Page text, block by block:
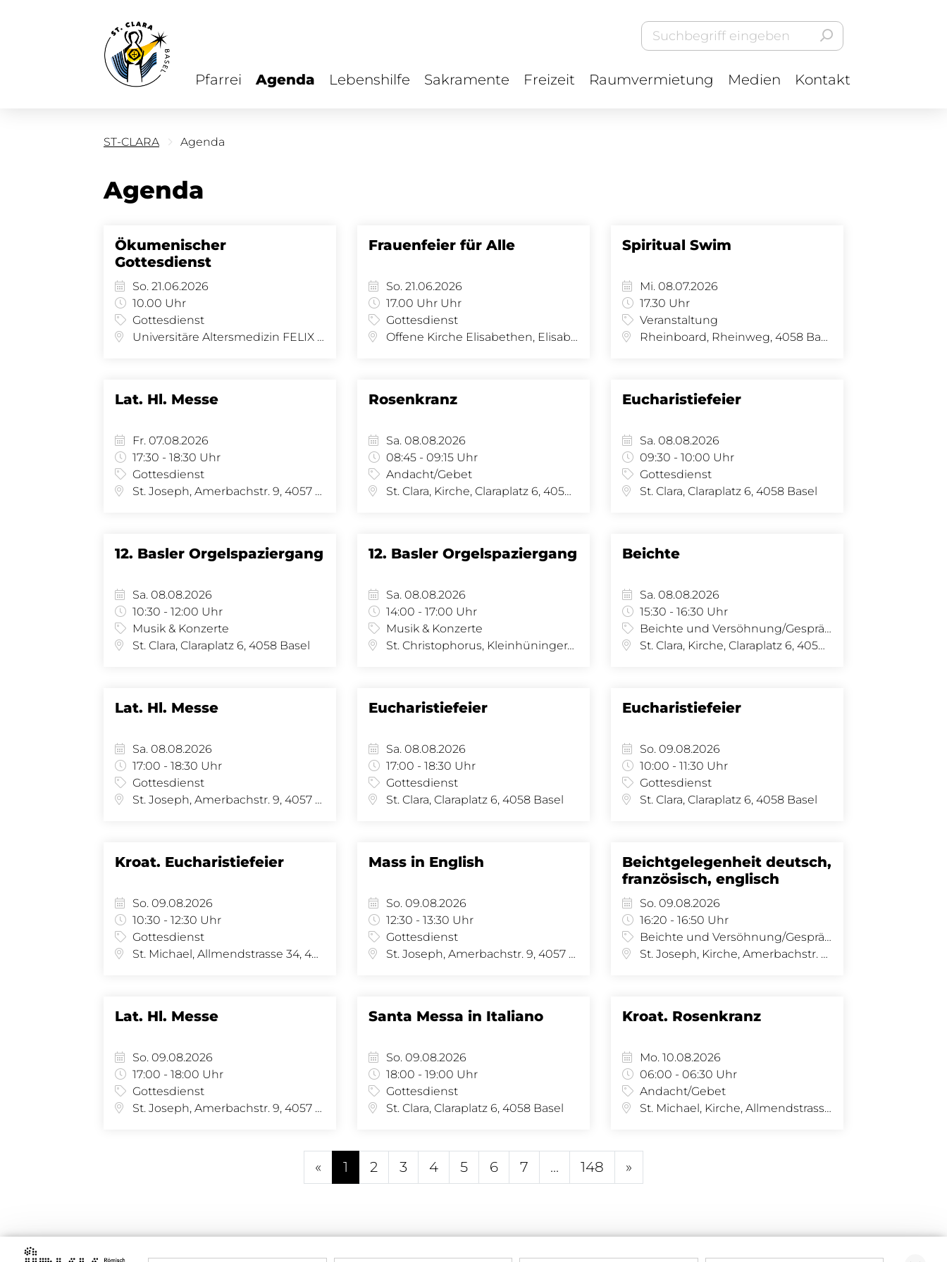
Pfarrei Agenda Lebenshilfe Sakramente Freizeit Raumvermietung Medien Kontakt
ST-CLARA Agenda
Agenda
Ökumenischer
Gottesdienst
So. 21.06.2026
10.00 Uhr
Gottesdienst
Universitäre Altersmedizin FELIX PLATTER, Burgfelderstrasse 101, 4002 Basel
Frauenfeier für Alle
So. 21.06.2026
17.00 Uhr Uhr
Gottesdienst
Offene Kirche Elisabethen, Elisabethenstrasse 14, Basel
Spiritual Swim
Mi. 08.07.2026
17.30 Uhr
Veranstaltung
Rheinboard, Rheinweg, 4058 Basel
Lat. Hl. Messe
Fr. 07.08.2026
17:30 - 18:30 Uhr
Gottesdienst
St. Joseph, Amerbachstr. 9, 4057 Basel
Rosenkranz
Sa. 08.08.2026
08:45 - 09:15 Uhr
Andacht/Gebet
St. Clara, Kirche, Claraplatz 6, 4058 Basel
Eucharistiefeier
Sa. 08.08.2026
09:30 - 10:00 Uhr
Gottesdienst
St. Clara, Claraplatz 6, 4058 Basel
12. Basler Orgelspaziergang
Sa. 08.08.2026
10:30 - 12:00 Uhr
Musik & Konzerte
St. Clara, Claraplatz 6, 4058 Basel
12. Basler Orgelspaziergang
Sa. 08.08.2026
14:00 - 17:00 Uhr
Musik & Konzerte
St. Christophorus, Kleinhüningeranl. 29, 4057 Basel
Beichte
Sa. 08.08.2026
15:30 - 16:30 Uhr
Beichte und Versöhnung/Gespräch
St. Clara, Kirche, Claraplatz 6, 4058 Basel
Lat. Hl. Messe
Sa. 08.08.2026
17:00 - 18:30 Uhr
Gottesdienst
St. Joseph, Amerbachstr. 9, 4057 Basel
Eucharistiefeier
Sa. 08.08.2026
17:00 - 18:30 Uhr
Gottesdienst
St. Clara, Claraplatz 6, 4058 Basel
Eucharistiefeier
So. 09.08.2026
10:00 - 11:30 Uhr
Gottesdienst
St. Clara, Claraplatz 6, 4058 Basel
Kroat. Eucharistiefeier
So. 09.08.2026
10:30 - 12:30 Uhr
Gottesdienst
St. Michael, Allmendstrasse 34, 4058 Basel
Mass in English
So. 09.08.2026
12:30 - 13:30 Uhr
Gottesdienst
St. Joseph, Amerbachstr. 9, 4057 Basel
Beichtgelegenheit deutsch,
französisch, englisch
So. 09.08.2026
16:20 - 16:50 Uhr
Beichte und Versöhnung/Gespräch
St. Joseph, Kirche, Amerbachstr. 9, 4057 Basel
Lat. Hl. Messe
So. 09.08.2026
17:00 - 18:00 Uhr
Gottesdienst
St. Joseph, Amerbachstr. 9, 4057 Basel
Santa Messa in Italiano
So. 09.08.2026
18:00 - 19:00 Uhr
Gottesdienst
St. Clara, Claraplatz 6, 4058 Basel
Kroat. Rosenkranz
Mo. 10.08.2026
06:00 - 06:30 Uhr
Andacht/Gebet
St. Michael, Kirche, Allmendstrasse 34, 4058 Basel
« 1 2 3 4 5 6 7 ... 148 »